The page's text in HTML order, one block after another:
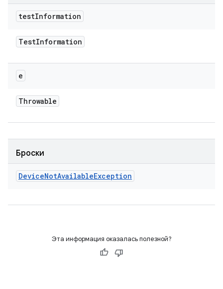
testInformation
TestInformation
e
Throwable
Броски
DeviceNotAvailableException
Эта информация оказалась полезной?